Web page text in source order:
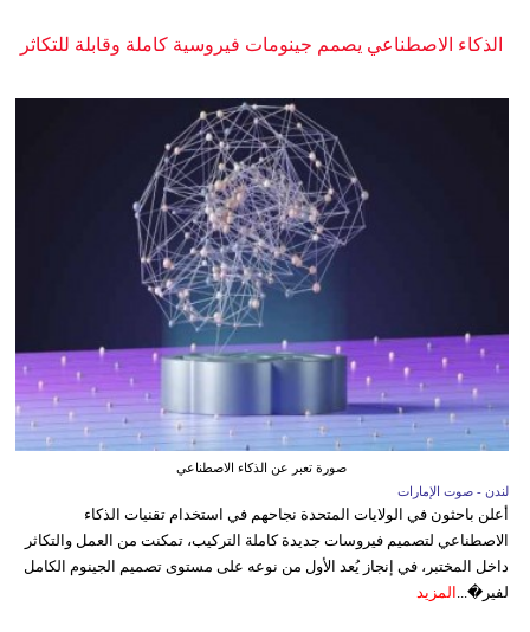
الذكاء الاصطناعي يصمم جينومات فيروسية كاملة وقابلة للتكاثر
صورة تعبر عن الذكاء الاصطناعي
لندن - صوت الإمارات
أعلن باحثون في الولايات المتحدة نجاحهم في استخدام تقنيات الذكاء
الاصطناعي لتصميم فيروسات جديدة كاملة التركيب، تمكنت من العمل والتكاثر
داخل المختبر، في إنجاز يُعد الأول من نوعه على مستوى تصميم الجينوم الكامل
لفير�...
المزيد